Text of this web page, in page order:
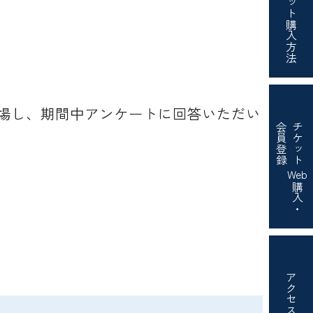
購入方法
チケット
Web
購入・
会員登録
アクセス
し、期間中アンケートに回答いただい